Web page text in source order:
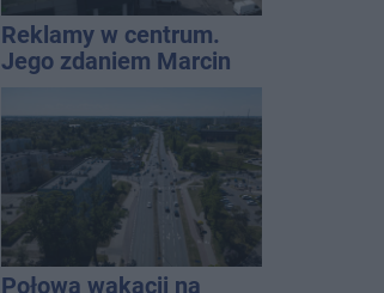
Reklamy w centrum.
Jego zdaniem Marcin
[akt.]
Połowa wakacji na